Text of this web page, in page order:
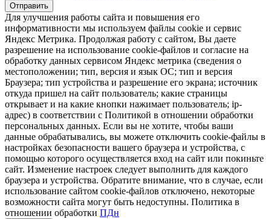
Отправить
Для улучшения работы сайта и повышения его
информативности мы используем файлы cookie и сервис
Яндекс Метрика. Продолжая работу с сайтом, Вы даете
разрешение на использование cookie-файлов и согласие на
обработку данных сервисом Яндекс метрика (сведения о
местоположении; тип, версия и язык ОС; тип и версия
Браузера; тип устройства и разрешение его экрана; источник
откуда пришел на сайт пользователь; какие страницы
открывает и на какие кнопки нажимает пользователь; ip-
адрес) в соответствии с Политикой в отношении обработки
персональных данных. Если вы не хотите, чтобы ваши
данные обрабатывались, вы можете отключить cookie-файлы в
настройках безопасности вашего браузера и устройства, с
помощью которого осуществляется вход на сайт или покиньте
сайт. Изменение настроек следует выполнить для каждого
браузера и устройства. Обратите внимание, что в случае, если
использование сайтом cookie-файлов отключено, некоторые
возможности сайта могут быть недоступны. Политика в
отношении обработки ПДн